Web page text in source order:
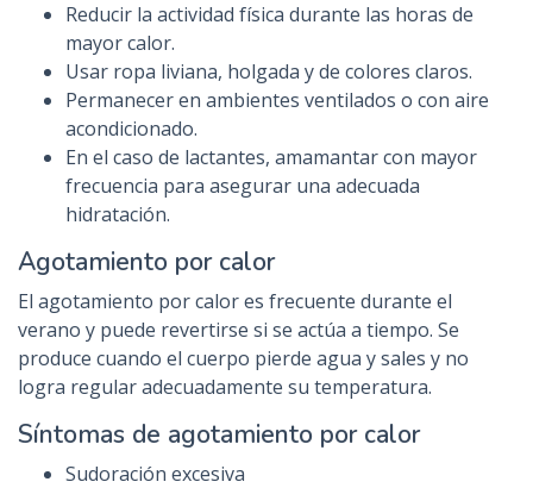
Reducir la actividad física durante las horas de
mayor calor.
Usar ropa liviana, holgada y de colores claros.
Permanecer en ambientes ventilados o con aire
acondicionado.
En el caso de lactantes, amamantar con mayor
frecuencia para asegurar una adecuada
hidratación.
Agotamiento por calor
El agotamiento por calor es frecuente durante el
verano y puede revertirse si se actúa a tiempo. Se
produce cuando el cuerpo pierde agua y sales y no
logra regular adecuadamente su temperatura.
Síntomas de agotamiento por calor
Sudoración excesiva